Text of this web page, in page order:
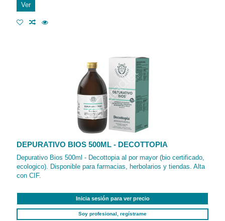
Ver
DEPURATIVO BIOS 500ML - DECOTTOPIA
Depurativo Bios 500ml - Decottopia al por mayor (bio certificado,
ecologico). Disponible para farmacias, herbolarios y tiendas. Alta
con CIF.
Inicia sesión para ver precio
Soy profesional, regístrame